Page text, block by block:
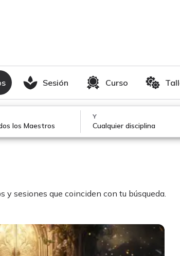
Sesión Curso
los Maestros
Y
Cualquier disciplina
y sesiones que coinciden con tu búsqueda.